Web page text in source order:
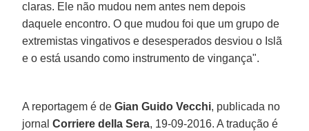
claras. Ele não mudou nem antes nem depois
daquele encontro. O que mudou foi que um grupo de
extremistas vingativos e desesperados desviou o Islã
e o está usando como instrumento de vingança".
A reportagem é deGian Guido Vecchi, publicada no
jornalCorriere della Sera, 19-09-2016. A tradução é